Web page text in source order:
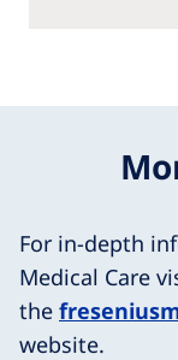
For in-depth
Medical Care
the
website.